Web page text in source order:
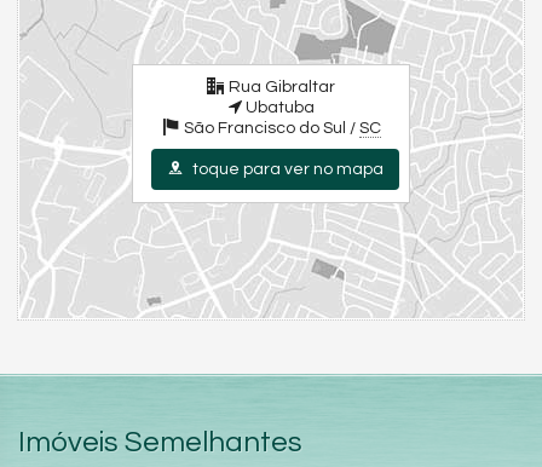
Rua Gibraltar
Ubatuba
São Francisco do Sul / SC
toque para ver no mapa
Imóveis Semelhantes